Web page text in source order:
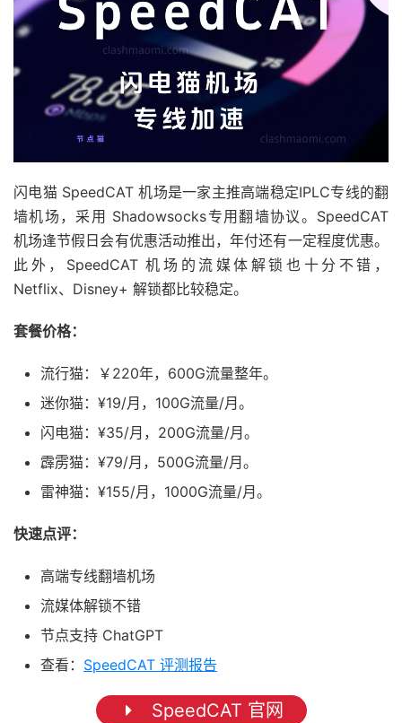
闪电猫 SpeedCAT 机场是一家主推高端稳定IPLC专线的翻
墙机场，采用 Shadowsocks专用翻墙协议。SpeedCAT
机场逢节假日会有优惠活动推出，年付还有一定程度优惠。
此外，SpeedCAT 机场的流媒体解锁也十分不错，
Netflix、Disney+ 解锁都比较稳定。
套餐价格：
流行猫：￥220年，600G流量整年。
迷你猫：¥19/月，100G流量/月。
闪电猫：¥35/月，200G流量/月。
霹雳猫：¥79/月，500G流量/月。
雷神猫：¥155/月，1000G流量/月。
快速点评：
高端专线翻墙机场
流媒体解锁不错
节点支持 ChatGPT
查看： SpeedCAT 评测报告
SpeedCAT 官网